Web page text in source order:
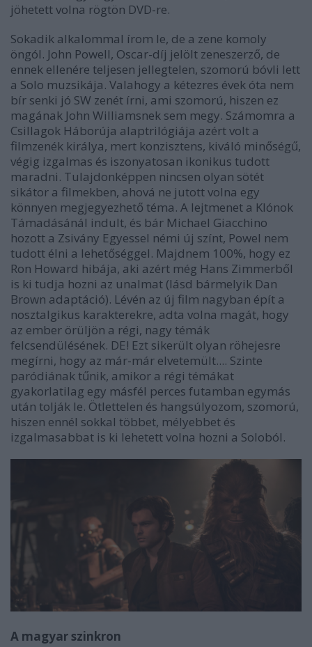
jöhetett volna rögtön DVD-re.
Sokadik alkalommal írom le, de a zene komoly
öngól. John Powell, Oscar-díj jelölt zeneszerző, de
ennek ellenére teljesen jellegtelen, szomorú bóvli lett
a Solo muzsikája. Valahogy a kétezres évek óta nem
bír senki jó SW zenét írni, ami szomorú, hiszen ez
magának John Williamsnek sem megy. Számomra a
Csillagok Háborúja alaptrilógiája azért volt a
filmzenék királya, mert konzisztens, kiváló minőségű,
végig izgalmas és iszonyatosan ikonikus tudott
maradni. Tulajdonképpen nincsen olyan sötét
sikátor a filmekben, ahová ne jutott volna egy
könnyen megjegyezhető téma. A lejtmenet a Klónok
Támadásánál indult, és bár Michael Giacchino
hozott a Zsivány Egyessel némi új színt, Powel nem
tudott élni a lehetőséggel. Majdnem 100%, hogy ez
Ron Howard hibája, aki azért még Hans Zimmerből
is ki tudja hozni az unalmat (lásd bármelyik Dan
Brown adaptáció). Lévén az új film nagyban épít a
nosztalgikus karakterekre, adta volna magát, hogy
az ember örüljön a régi, nagy témák
felcsendülésének. DE! Ezt sikerült olyan röhejesre
megírni, hogy az már-már elvetemült.... Szinte
paródiának tűnik, amikor a régi témákat
gyakorlatilag egy másfél perces futamban egymás
után tolják le. Ötlettelen és hangsúlyozom, szomorú,
hiszen ennél sokkal többet, mélyebbet és
izgalmasabbat is ki lehetett volna hozni a Soloból.
A magyar szinkron